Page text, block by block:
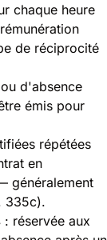
chaque heure
de réciprocité
d'absence
émis pour
répétées
en
généralement
335c).
: réservée aux